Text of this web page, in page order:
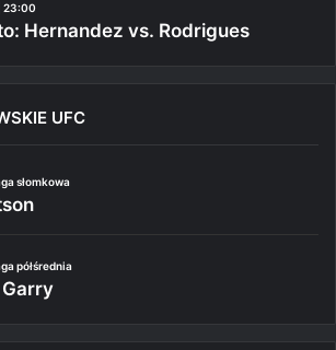
23:00
Hernandez vs. Rodrigues
UFC
słomkowa
półśrednia